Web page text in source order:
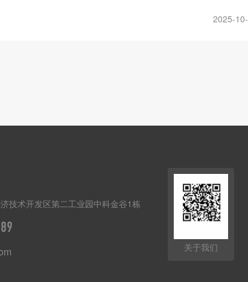
2025-
技术开发区第二工业园中科金谷1栋
关于我们